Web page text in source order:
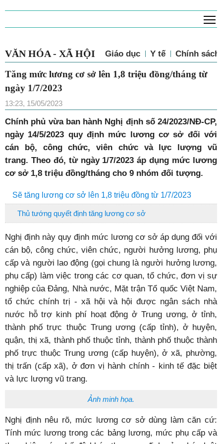
VĂN HÓA - XÃ HỘI Giáo dục Y tế Chính sách
Tăng mức lương cơ sở lên 1,8 triệu đồng/tháng từ
ngày 1/7/2023
13:23, 15/05/2023
Chính phủ vừa ban hành Nghị định số 24/2023/NĐ-CP,
ngày 14/5/2023 quy định mức lương cơ sở đối với
cán bộ, công chức, viên chức và lực lượng vũ
trang. Theo đó, từ ngày 1/7/2023 áp dụng mức lương
cơ sở 1,8 triệu đồng/tháng cho 9 nhóm đối tượng.
Sẽ tăng lương cơ sở lên 1,8 triệu đồng từ 1/7/2023
Thủ tướng quyết định tăng lương cơ sở
Nghị định này quy định mức lương cơ sở áp dụng đối với
cán bộ, công chức, viên chức, người hưởng lương, phụ
cấp và người lao động (gọi chung là người hưởng lương,
phụ cấp) làm việc trong các cơ quan, tổ chức, đơn vị sự
nghiệp của Đảng, Nhà nước, Mặt trận Tổ quốc Việt Nam,
tổ chức chính trị - xã hội và hội được ngân sách nhà
nước hỗ trợ kinh phí hoạt động ở Trung ương, ở tỉnh,
thành phố trực thuộc Trung ương (cấp tỉnh), ở huyện,
quận, thị xã, thành phố thuộc tỉnh, thành phố thuộc thành
phố trực thuộc Trung ương (cấp huyện), ở xã, phường,
thị trấn (cấp xã), ở đơn vị hành chính - kinh tế đặc biệt
và lực lượng vũ trang.
Ảnh minh họa.
Nghị định nêu rõ, mức lương cơ sở dùng làm căn cứ:
Tính mức lương trong các bảng lương, mức phụ cấp và